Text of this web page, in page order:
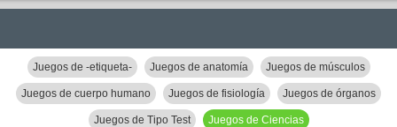
Juegos de -etiqueta- Juegos de anatomía Juegos de músculos
Juegos de cuerpo humano Juegos de fisiología Juegos de órganos
Juegos de Tipo Test Juegos de Ciencias